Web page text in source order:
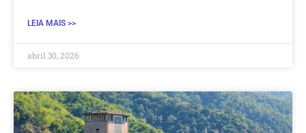
LEIA MAIS >>
abril 30, 2026